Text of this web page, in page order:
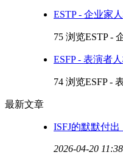
ESTP - 企业家
75 浏览ESTP -
ESFP - 表演者
74 浏览ESFP -
最新文章
ISFJ的默默付
2026-04-20